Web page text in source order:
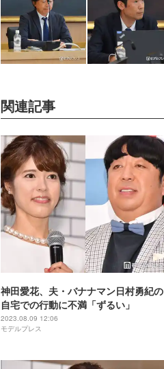
関連記事
神田愛花、夫・バナナマン日村勇紀の
自宅での行動に不満「ずるい」
2023.08.09 12:06
モデルプレス